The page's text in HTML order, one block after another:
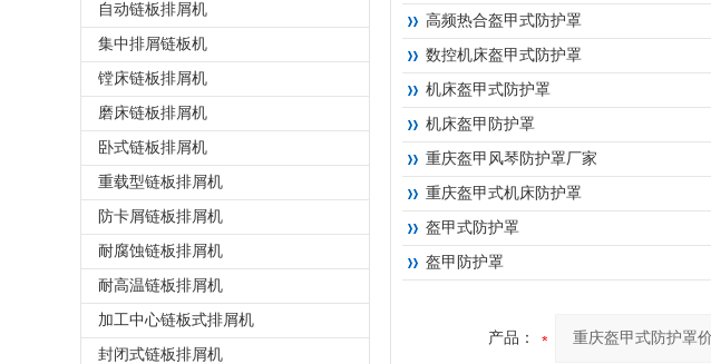
自动链板排屑机
集中排屑链板机
镗床链板排屑机
磨床链板排屑机
卧式链板排屑机
重载型链板排屑机
防卡屑链板排屑机
耐腐蚀链板排屑机
耐高温链板排屑机
加工中心链板式排屑机
封闭式链板排屑机
高频热合盔甲式防护罩
数控机床盔甲式防护罩
机床盔甲式防护罩
机床盔甲防护罩
重庆盔甲风琴防护罩厂家
重庆盔甲式机床防护罩
盔甲式防护罩
盔甲防护罩
产品：